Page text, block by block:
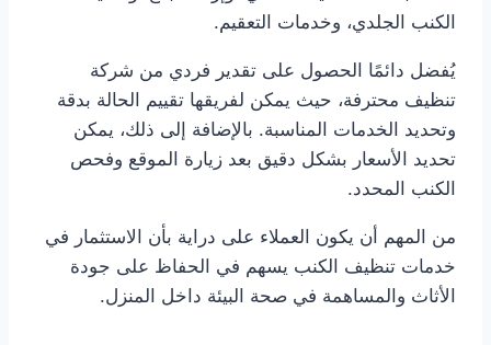
الكنب الجلدي، وخدمات التعقيم.
يُفضل دائمًا الحصول على تقدير فردي من شركة
تنظيف محترفة، حيث يمكن لفريقها تقييم الحالة بدقة
وتحديد الخدمات المناسبة. بالإضافة إلى ذلك، يمكن
تحديد الأسعار بشكل دقيق بعد زيارة الموقع وفحص
الكنب المحدد.
من المهم أن يكون العملاء على دراية بأن الاستثمار في
خدمات تنظيف الكنب يسهم في الحفاظ على جودة
الأثاث والمساهمة في صحة البيئة داخل المنزل.